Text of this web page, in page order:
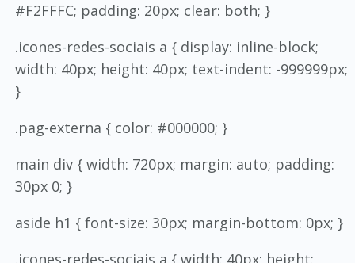
#F2FFFC; padding: 20px; clear: both; }
.icones-redes-sociais a { display: inline-block;
width: 40px; height: 40px; text-indent: -999999px;
}
.pag-externa { color: #000000; }
main div { width: 720px; margin: auto; padding:
30px 0; }
aside h1 { font-size: 30px; margin-bottom: 0px; }
.icones-redes-sociais a { width: 40px; height: